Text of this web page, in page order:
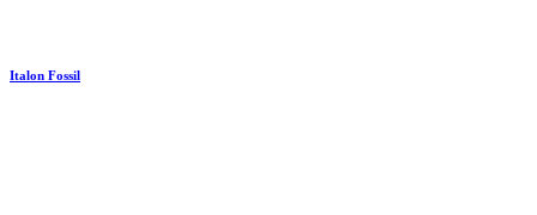
Italon Fossil